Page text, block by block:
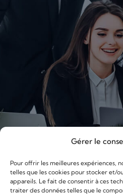
Gérer le
Pour offrir les meilleures expériences,
telles que les cookies pour stocker et/
appareils. Le fait de consentir à ces
traiter des données telles que le